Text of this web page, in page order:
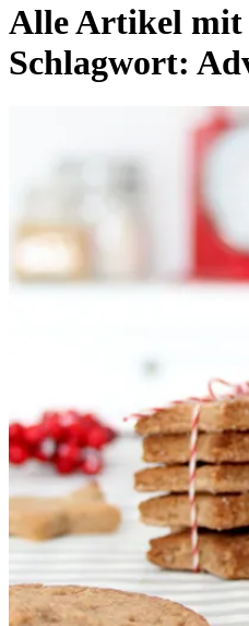
Alle Artikel mit
Schlagwort: